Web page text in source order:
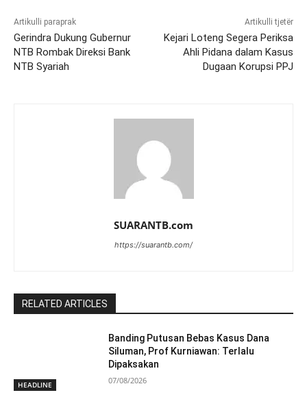
Artikulli paraprak
Gerindra Dukung Gubernur
NTB Rombak Direksi Bank
NTB Syariah
Artikulli tjetër
Kejari Loteng Segera Periksa
Ahli Pidana dalam Kasus
Dugaan Korupsi PPJ
SUARANTB.com
https://suarantb.com/
RELATED ARTICLES
HEADLINE
Banding Putusan Bebas Kasus Dana
Siluman, Prof Kurniawan: Terlalu
Dipaksakan
07/08/2026